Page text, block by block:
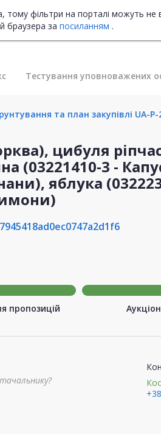
тому фільтри на порталі можуть
браузера за посиланням .
Тестування уповноважених
та план закупівлі UA-
цибуля
(03221410-3 -
яблука
пропозицій Аукціон